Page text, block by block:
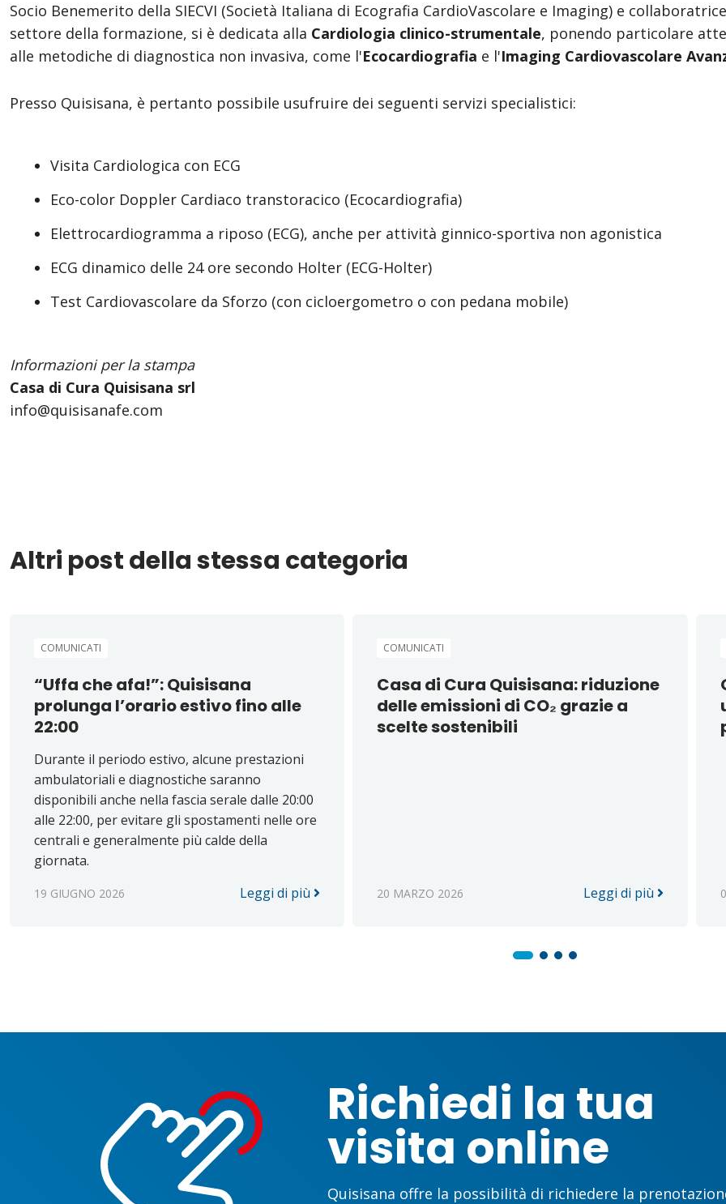
Socio Benemerito della SIECVI (Società Italiana di Ecografia CardioVascolare e Imaging) e
settore della formazione, si è dedicata alla Cardiologia clinico-strumentale, ponendo particolare
alle metodiche di diagnostica non invasiva, come l'Ecocardiografia e l'Imaging Cardiovascolare
Presso Quisisana, è pertanto possibile usufruire dei seguenti servizi specialistici:
Visita Cardiologica con ECG
Eco-color Doppler Cardiaco transtoracico (Ecocardiografia)
Elettrocardiogramma a riposo (ECG), anche per attività ginnico-sportiva non agonistica
ECG dinamico delle 24 ore secondo Holter (ECG-Holter)
Test Cardiovascolare da Sforzo (con cicloergometro o con pedana mobile)
Informazioni per la stampa
Casa di Cura Quisisana srl
info@quisisanafe.com
Altri post della stessa categoria
COMUNICATI
“Uffa che afa!”: Quisisana
prolunga l’orario estivo fino alle
22:00
Durante il periodo estivo, alcune prestazioni
ambulatoriali e diagnostiche saranno
disponibili anche nella fascia serale dalle 20:00
alle 22:00, per evitare gli spostamenti nelle ore
centrali e generalmente più calde della
giornata.
19 GIUGNO 2026 Leggi di più
COMUNICATI
Casa di Cura Quisisana: riduzione
delle emissioni di CO₂ grazie a
scelte sostenibili
20 MARZO 2026 Leggi di più
Richiedi la tua
visita online
Quisisana offre la possibilità di richiedere la